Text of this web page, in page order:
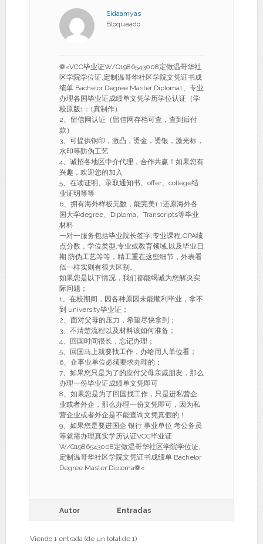
Sidaamyas
Bloqueado
❁«VCC毕业证W/Q1986543008定做温哥华社
区学院学位证,定制温哥华社区学院文凭证书成
绩单 Bachelor Degree Master Diploma1、专业
办理各国毕业证成绩单文凭学历学位认证（学
校原版1：1真制作）
2、留信网认证（留信网存档可查，查到后付
款）
3、可提供钢印，激凸，烫金，烫银，激光标，
水印等防伪工艺
4、诚招各地区中介代理，合作共赢！如果您有
兴趣，欢迎您的加入
5、在读证明、录取通知书、offer、college结
业证明等等
6、拥有海外样板无数，能完美1:1还原海外各
国大学degree、Diploma、Transcripts等毕业
材料
一对一服务包括毕业院长签字,专业课程,GPA绩
点分数，学位类型,专业或教育领域,以及毕业日
期.防伪工艺等等，精工重在这些细节，外表看
似一样实则有很大区别。
如果您是以下情况，我们都能竭诚为您解决实
际问题；
1、在校期间，因各种原因未能顺利毕业，拿不
到 university毕业证；
2、面对父母的压力，希望尽快拿到；
3、不清楚流程以及材料该如何准备；
4、回国时间很长，忘记办理；
5、回国马上就要找工作，办给用人单位看；
6、企事业单位必须要求办理的；
7、如果您只是为了的应付父母亲戚朋友，那么
办理一份毕业证成绩单文凭即可
8、如果您是为了回国找工作，只是进私营企
业或者外企，那么办理一份文凭即可，因为私
营企业或者外企是不能查询文凭真假的！
9、如果您是要进国企 银行 事业单位 考公务员
等就需办理真实学历认证VCC毕业证
W/Q1986543008定做温哥华社区学院学位证,
定制温哥华社区学院文凭证书成绩单 Bachelor
Degree Master Diploma❁«
Autor Entradas
Viendo 1 entrada (de un total de 1)